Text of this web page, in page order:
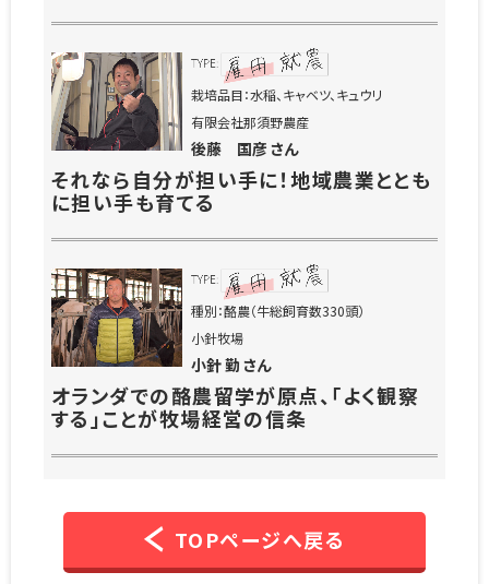
栽培品目：水稲、キャベツ、キュウリ
有限会社那須野農産
後藤 国彦 さん
それなら自分が担い手に！地域農業ととも
に担い手も育てる
種別：酪農（牛総飼育数330頭）
小針牧場
小針 勤 さん
オランダでの酪農留学が原点、「よく観察
する」ことが牧場経営の信条
TOPページへ戻る